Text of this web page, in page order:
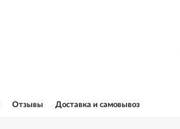
Отзывы Доставка и самовывоз